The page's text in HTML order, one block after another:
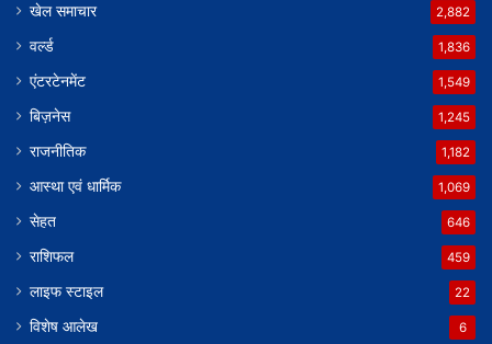
खेल समाचार 2,882
वर्ल्ड 1,836
एंटरटेनमेंट 1,549
बिज़नेस 1,245
राजनीतिक 1,182
आस्था एवं धार्मिक 1,069
सेहत 646
राशिफल 459
लाइफ स्टाइल 22
विशेष आलेख 6